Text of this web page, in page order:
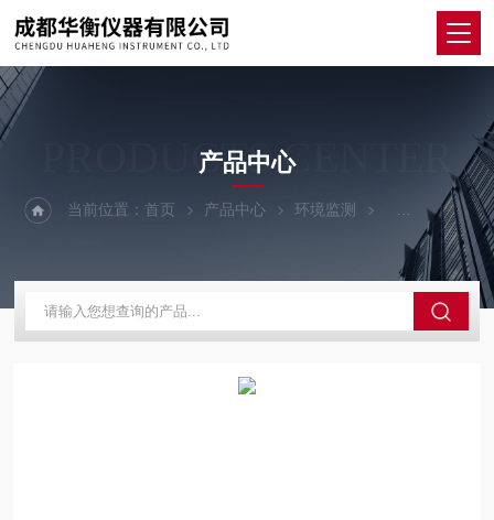
PRODUCTS CENTER
产品中心
当前位置：首页 产品中心 环境监测 数字式温湿度计